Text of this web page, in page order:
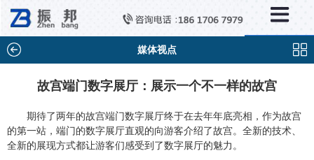
媒体视点
故宫端门数字展厅：展示一个不一样的故宫
期待了两年的故宫端门数字展厅终于在去年年底亮相，作为故宫
的第一站，端门的数字展厅直观的向游客介绍了故宫。全新的技术、
全新的展现方式都让游客们感受到了数字展厅的魅力。
新闻中心
×
行业新闻
问题解答